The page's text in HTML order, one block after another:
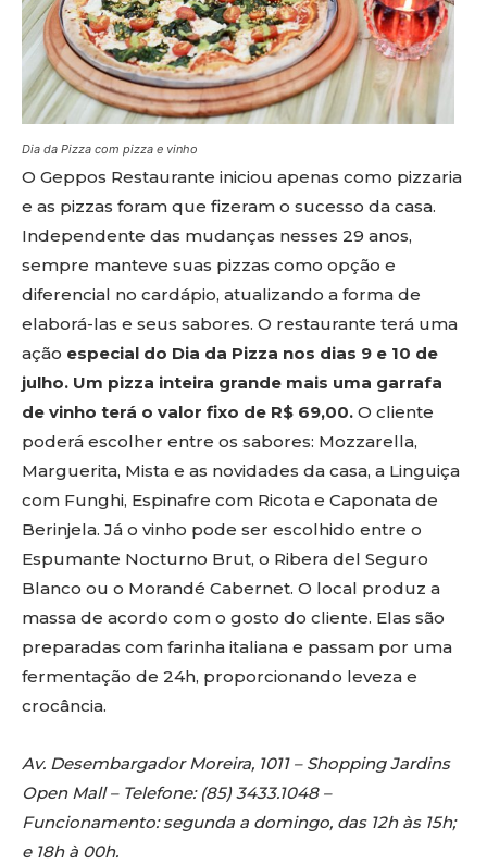
Dia da Pizza com pizza e vinho
O Geppos Restaurante iniciou apenas como pizzaria
e as pizzas foram que fizeram o sucesso da casa.
Independente das mudanças nesses 29 anos,
sempre manteve suas pizzas como opção e
diferencial no cardápio, atualizando a forma de
elaborá-las e seus sabores. O restaurante terá uma
ação especial do Dia da Pizza nos dias 9 e 10 de
julho. Um pizza inteira grande mais uma garrafa
de vinho terá o valor fixo de R$ 69,00. O cliente
poderá escolher entre os sabores: Mozzarella,
Marguerita, Mista e as novidades da casa, a Linguiça
com Funghi, Espinafre com Ricota e Caponata de
Berinjela. Já o vinho pode ser escolhido entre o
Espumante Nocturno Brut, o Ribera del Seguro
Blanco ou o Morandé Cabernet. O local produz a
massa de acordo com o gosto do cliente. Elas são
preparadas com farinha italiana e passam por uma
fermentação de 24h, proporcionando leveza e
crocância.
Av. Desembargador Moreira, 1011 – Shopping Jardins
Open Mall – Telefone: (85) 3433.1048 –
Funcionamento: segunda a domingo, das 12h às 15h;
e 18h à 00h.